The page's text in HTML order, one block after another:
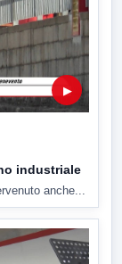
▶
industriale
anche...